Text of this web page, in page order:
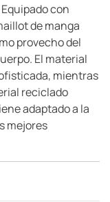
con
de manga
provecho del
El material
mientras
reciclado
adaptado a la
mejores